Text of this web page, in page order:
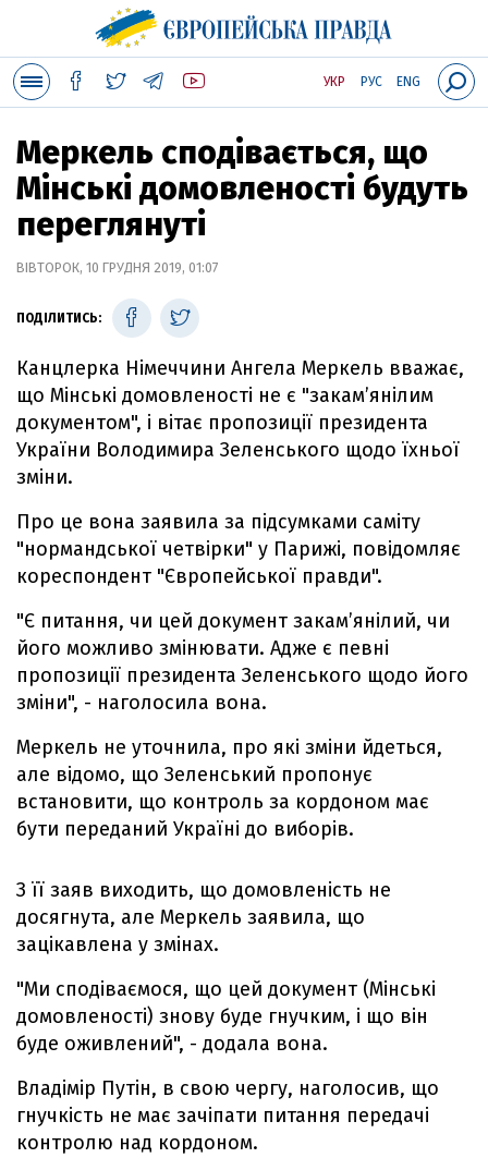
УКР РУС ENG
Меркель сподівається, що
Мінські домовленості будуть
переглянуті
ВІВТОРОК, 10 ГРУДНЯ 2019, 01:07
ПОДІЛИТИСЬ:
Канцлерка Німеччини Ангела Меркель вважає,
що Мінські домовленості не є "закам’янілим
документом", і вітає пропозиції президента
України Володимира Зеленського щодо їхньої
зміни.
Про це вона заявила за підсумками саміту
"нормандської четвірки" у Парижі, повідомляє
кореспондент "Європейської правди".
"Є питання, чи цей документ закам’янілий, чи
його можливо змінювати. Адже є певні
пропозиції президента Зеленського щодо його
зміни", - наголосила вона.
Меркель не уточнила, про які зміни йдеться,
але відомо, що Зеленський пропонує
встановити, що контроль за кордоном має
бути переданий Україні до виборів.
З її заяв виходить, що домовленість не
досягнута, але Меркель заявила, що
зацікавлена у змінах.
"Ми сподіваємося, що цей документ (Мінські
домовленості) знову буде гнучким, і що він
буде оживлений", - додала вона.
Владімір Путін, в свою чергу, наголосив, що
гнучкість не має зачіпати питання передачі
контролю над кордоном.